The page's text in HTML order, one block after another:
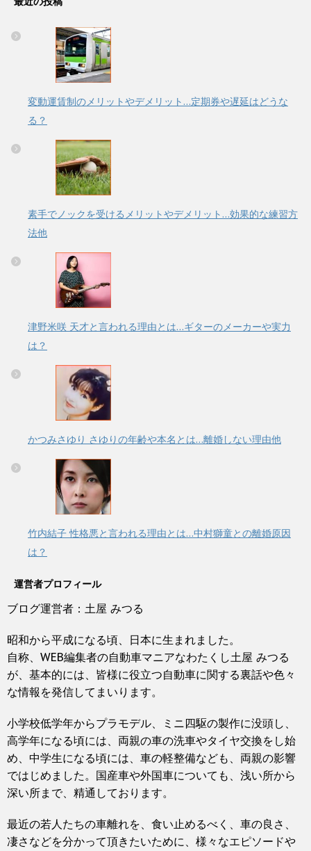
変動運賃制のメリットやデメリット…定期券や遅延はどうな
る？
素手でノックを受けるメリットやデメリット…効果的な練習方
法他
津野米咲 天才と言われる理由とは…ギターのメーカーや実力
は？
かつみさゆり さゆりの年齢や本名とは…離婚しない理由他
竹内結子 性格悪と言われる理由とは…中村獅童との離婚原因
は？
運営者プロフィール
ブログ運営者：土屋 みつる
昭和から平成になる頃、日本に生まれました。
自称、WEB編集者の自動車マニアなわたくし土屋 みつる
が、基本的には、皆様に役立つ自動車に関する裏話や色々
な情報を発信してまいります。
小学校低学年からプラモデル、ミニ四駆の製作に没頭し、
高学年になる頃には、両親の車の洗車やタイヤ交換をし始
め、中学生になる頃には、車の軽整備なども、両親の影響
ではじめました。国産車や外国車についても、浅い所から
深い所まで、精通しております。
最近の若人たちの車離れを、食い止めるべく、車の良さ、
凄さなどを分かって頂きたいために、様々なエピソードや